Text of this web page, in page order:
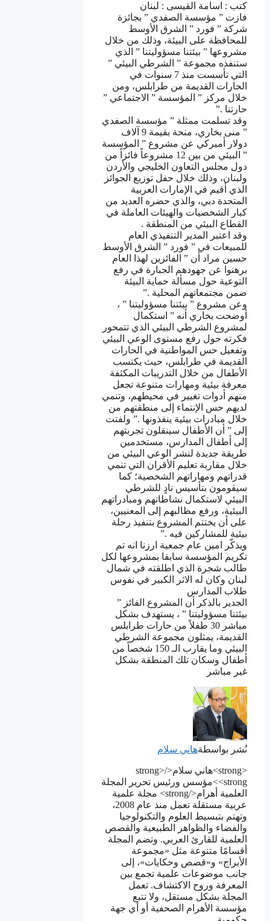
ﻛﺘﺐ : ﺍﺳﺎﻣﺔ ﺍﻟﻘﻴﺴﻰ : ﻟﺒﻨﺎﻥ
ﻓﺎﺯﺕ ” ﻣﺆﺳﺴﺔ ﺍﻟﺼﻔﺪﻱ ” ﺑﺠﺎﺋﺰﺓ
ﺷﺮﻛﺔ ” ﻓﻮﺭﺩ ” ﺍﻟﺸﺮﻕ ﺍﻷﻭﺳﻂ
ﻟﻠﻤﺤﺎﻓﻈﺔ ﻋﻠﻰ ﺍﻟﺒﻴﺌﺔ، ﻭﺫﻟﻚ ﻣﻦ ﺧﻼﻝ
ﻣﺸﺮﻭﻋﻬﺎ ” ﺑﻴﺌﺘﻨﺎ ﻣﺴﺆﻭﻟﻴﺘﻨﺎ ” ﺍﻟﺬﻱ
ﺳﺘﻨﻔﺬﻩ ﻣﺠﻤﻮﻋﺔ ” ﺍﻟﺸﺮﻃﻲ ﺍﻟﺒﻴﺌﻲ ”
ﺍﻟﺘﻲ ﺗﺄﺳﺴﺖ ﻣﻨﺬ 7 ﺳﻨﻮﺍﺕ ﻓﻲ
ﺍﻟﺤﺎﺭﺍﺕ ﺍﻟﻘﺪﻳﻤﺔ ﻣﻦ ﻃﺮﺍﺑﻠﺲ، ﻭﻣﻦ
ﺧﻼﻝ ﻣﺮﻛﺰ ” ﺍﻟﻤﺆﺳﺴﺔ ” ﺍﻻﺟﺘﻤﺎﻋﻲ ”
ﺣﺎﺭﺗﻨﺎ .”
ﻭﻗﺪ ﺗﺴﻠﻤﺖ ﻣﻤﺜﻠﺔ ” ﻣﺆﺳﺴﺔ ﺍﻟﺼﻔﺪﻱ
” ﻣﻨﻰ ﺑﺨﺎﺭﻱ، ﻣﻨﺤﺔ ﺑﻘﻴﻤﺔ 9 ﺁﻻﻑ
ﺩﻭﻻﺭ ﺃﻣﻴﺮﻛﻲ ﻋﻦ ﻣﺸﺮﻭﻉ ” ﺍﻟﻤﺆﺳﺴﺔ
” ﺍﻟﺒﻴﺌﻲ ﻣﻦ ﺑﻴﻦ 12 ﻣﺸﺮﻭﻋﺎً ﻓﺎﺋﺰﺍً ﻣﻦ
ﺩﻭﻝ ﻣﺠﻠﺲ ﺍﻟﺘﻌﺎﻭﻥ ﺍﻟﺨﻠﻴﺠﻲ ﻭﺍﻷﺭﺩﻥ
ﻭﻟﺒﻨﺎﻥ، ﻭﺫﻟﻚ ﺧﻼﻝ ﺣﻔﻞ ﺗﻮﺯﻳﻊ ﺍﻟﺠﻮﺍﺋﺰ
ﺍﻟﺬﻱ ﺃﻗﻴﻢ ﻓﻲ ﺍﻹﻣﺎﺭﺍﺕ ﺍﻟﻌﺮﺑﻴﺔ
ﺍﻟﻤﺘﺤﺪﺓ ﺩﺑﻲ، ﻭﺍﻟﺬﻱ ﺣﻀﺮﻩ ﺍﻟﻌﺪﻳﺪ ﻣﻦ
ﻛﺒﺎﺭ ﺍﻟﺸﺨﺼﻴﺎﺕ ﻭﺍﻟﻬﻴﺌﺎﺕ ﺍﻟﻌﺎﻣﻠﺔ ﻓﻲ
ﺍﻟﻘﻄﺎﻉ ﺍﻟﺒﻴﺌﻲ ﻣﻦ ﺍﻟﻤﻨﻄﻘﺔ .
ﻭﻗﺪ ﺍﻋﺘﺒﺮ ﺍﻟﻤﺪﻳﺮ ﺍﻟﺘﻨﻔﻴﺬﻱ ﺍﻟﻌﺎﻡ
ﻟﻠﻤﺒﻴﻌﺎﺕ ﻓﻲ ” ﻓﻮﺭﺩ ” ﺍﻟﺸﺮﻕ ﺍﻷﻭﺳﻂ
ﺣﺴﻴﻦ ﻣﺮﺍﺩ ﺃﻥ ” ﺍﻟﻔﺎﺋﺰﻳﻦ ﻟﻬﺬﺍ ﺍﻟﻌﺎﻡ
ﺑﺮﻫﻨﻮﺍ ﻋﻦ ﺟﻬﻮﺩﻫﻢ ﺍﻟﺠﺒﺎﺭﺓ ﻓﻲ ﺭﻓﻊ
ﺍﻟﺘﻮﻋﻴﺔ ﺣﻮﻝ ﻣﺴﺄﻟﺔ ﺣﻤﺎﻳﺔ ﺍﻟﺒﻴﺌﺔ
ﺿﻤﻦ ﻣﺠﺘﻤﻌﺎﺗﻬﻢ ﺍﻟﻤﺤﻠﻴﺔ .”
ﻭﻋﻦ ﻣﺸﺮﻭﻉ ” ﺑﻴﺌﺘﻨﺎ ﻣﺴﺆﻭﻟﻴﺘﻨﺎ ” ،
ﺃﻭﺿﺤﺖ ﺑﺨﺎﺭﻱ ﺃﻧﻪ ” ﺍﺳﺘﻜﻤﺎﻝ
ﻟﻤﺸﺮﻭﻉ ﺍﻟﺸﺮﻃﻲ ﺍﻟﺒﻴﺌﻲ ﺍﻟﺬﻱ ﺗﺘﻤﺤﻮﺭ
ﻓﻜﺮﺗﻪ ﺣﻮﻝ ﺭﻓﻊ ﻣﺴﺘﻮﻯ ﺍﻟﻮﻋﻲ ﺍﻟﺒﻴﺌﻲ
ﻭﺗﻔﻌﻴﻞ ﺣﺲ ﺍﻟﻤﻮﺍﻃﻨﻴﺔ ﻓﻲ ﺍﻟﺤﺎﺭﺍﺕ
ﺍﻟﻘﺪﻳﻤﺔ ﻓﻲ ﻃﺮﺍﺑﻠﺲ، ﺣﻴﺚ ﻳﻜﺘﺴﺐ
ﺍﻷﻃﻔﺎﻝ ﻣﻦ ﺧﻼﻝ ﺍﻟﺘﺪﺭﻳﺒﺎﺕ ﺍﻟﻤﻜﺜﻔﺔ
ﻣﻌﺮﻓﺔ ﺑﻴﺌﻴﺔ ﻭﻣﻬﺎﺭﺍﺕ ﻣﺘﻨﻮﻋﺔ ﺗﺠﻌﻞ
ﻣﻨﻬﻢ ﺃﺩﻭﺍﺕ ﺗﻐﻴﻴﺮ ﻓﻲ ﻣﺤﻴﻄﻬﻢ، ﻭﺗﻨﻤﻲ
ﻟﺪﻳﻬﻢ ﺣﺲ ﺍﻹﻧﺘﻤﺎﺀ ﺇﻟﻰ ﻣﻨﻄﻘﺘﻬﻢ ﻣﻦ
ﺧﻼﻝ ﻣﺒﺎﺩﺭﺍﺕ ﺑﻴﺌﻴﺔ ﻳﻨﻔﺬﻭﻧﻬﺎ .” ﻭﻟﻔﺘﺖ
ﺇﻟﻰ ” ﺃﻥ ﺍﻷﻃﻔﺎﻝ ﺳﻴﻨﻘﻠﻮﻥ ﺗﺠﺮﺑﺘﻬﻢ
ﺇﻟﻰ ﺃﻃﻔﺎﻝ ﺍﻟﻤﺪﺍﺭﺱ، ﻣﺴﺘﺨﺪﻣﻴﻦ
ﻃﺮﻳﻘﺔ ﺟﺪﻳﺪﺓ ﻟﻨﺸﺮ ﺍﻟﻮﻋﻲ ﺍﻟﺒﻴﺌﻲ ﻣﻦ
ﺧﻼﻝ ﻣﻘﺎﺭﺑﺔ ﺗﻌﻠﻴﻢ ﺍﻷﻗﺮﺍﻥ ﺍﻟﺘﻲ ﺗﻨﻤﻲ
ﻗﺪﺭﺍﺗﻬﻢ ﻭﻣﻬﺎﺭﺍﺗﻬﻢ ﺍﻟﺸﺨﺼﻴﺔ؛ ﻛﻤﺎ
ﺳﻴﻘﻮﻣﻮﻥ ﺑﺘﺄﺳﻴﺲ ﻧﺎﺩٍ ﻟﻠﺸﺮﻃﻲ
ﺍﻟﺒﻴﺌﻲ ﻻﺳﺘﻜﻤﺎﻝ ﻧﺸﺎﻃﺎﺗﻬﻢ ﻭﻣﺒﺎﺩﺭﺍﺗﻬﻢ
ﺍﻟﺒﻴﺌﻴﺔ، ﻭﺭﻓﻊ ﻣﻄﺎﻟﺒﻬﻢ ﺇﻟﻰ ﺍﻟﻤﻌﻨﻴﻴﻦ،
ﻋﻠﻰ ﺃﻥ ﻳﺨﺘﺘﻢ ﺍﻟﻤﺸﺮﻭﻉ ﺑﺘﻨﻔﻴﺬ ﺭﺣﻠﺔ
ﺑﻴﺌﻴﺔ ﻟﻠﻤﺸﺎﺭﻛﻴﻦ ﻓﻴﻪ .”
ﻭﻳﺬﻛّﺮ ﺍﻣﻴﻦ ﻋﺎﻡ ﺟﻤﻌﻴﺔ ﺍﺭﺯﻧﺎ ﺍﻧﻪ ﺗﻢ
ﺗﻜﺮﻳﻢ ﺍﻟﻤﺆﺳﺴﺔ ﺳﺎﺑﻘﺎ ﺑﻤﺸﺮﻭﻋﻬﺎ ﻟﻜﻞ
ﻃﺎﻟﺐ ﺷﺠﺮﺓ ﺍﻟﺬﻱ ﺍﻃﻠﻘﺘﻪ ﻓﻲ ﺷﻤﺎﻝ
ﻟﺒﻨﺎﻥ ﻭﻛﺎﻥ ﻟﻪ ﺍﻻﺛﺮ ﺍﻟﻜﺒﻴﺮ ﻓﻲ ﻧﻔﻮﺱ
ﻃﻼﺏ ﺍﻟﻤﺪﺍﺭﺱ
ﺍﻟﺠﺪﻳﺮ ﺑﺎﻟﺬﻛﺮ ﺃﻥ ﺍﻟﻤﺸﺮﻭﻉ ﺍﻟﻔﺎﺋﺰ ”
ﺑﻴﺌﺘﻨﺎ ﻣﺴﺆﻭﻟﻴﺘﻨﺎ ” ، ﻳﺴﺘﻬﺪﻑ ﺑﺸﻜﻞ
ﻣﺒﺎﺷﺮ 30 ﻃﻔﻼً ﻣﻦ ﺣﺎﺭﺍﺕ ﻃﺮﺍﺑﻠﺲ
ﺍﻟﻘﺪﻳﻤﺔ، ﻳﻤﺜﻠﻮﻥ ﻣﺠﻤﻮﻋﺔ ﺍﻟﺸﺮﻃﻲ
ﺍﻟﺒﻴﺌﻲ ﻭﻣﺎ ﻳﻘﺎﺭﺏ ﺍﻟـ 150 ﺷﺨﺼﺎً ﻣﻦ
ﺃﻃﻔﺎﻝ ﻭﺳﻜﺎﻥ ﺗﻠﻚ ﺍﻟﻤﻨﻄﻘﺔ ﺑﺸﻜﻞ
ﻏﻴﺮ ﻣﺒﺎﺷﺮ
نُشر بواسطةهاني سلام
<strong>هاني سلام</strong>
<strong>مؤسس ورئيس تحرير المجلة
العلمية أهرام</strong> مجلة علمية
عربية مستقلة تعمل منذ عام 2008،
وتهتم بتبسيط العلوم والتكنولوجيا
والفضاء والظواهر الطبيعية والقصص
العلمية للقارئ العربي. وتضم المجلة
أقسامًا متنوعة مثل «مجموعة
الأبراج» و«قصص وحكايات»، إلى
جانب موضوعات علمية تجمع بين
المعرفة وروح الاكتشاف. تعمل
المجلة بشكل مستقل، ولا تتبع
مؤسسة الأهرام الصحفية أو أي جهة